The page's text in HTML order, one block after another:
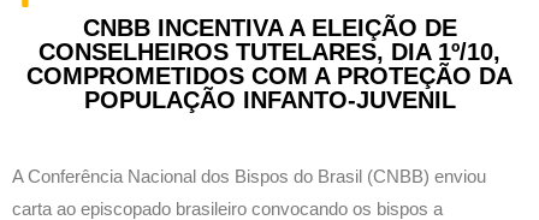
CNBB INCENTIVA A ELEIÇÃO DE
CONSELHEIROS TUTELARES, DIA 1º/10,
COMPROMETIDOS COM A PROTEÇÃO DA
POPULAÇÃO INFANTO-JUVENIL
A Conferência Nacional dos Bispos do Brasil (CNBB) enviou
carta ao episcopado brasileiro convocando os bispos a